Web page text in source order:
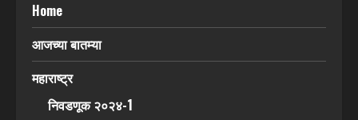
Home
आजच्या बातम्या
महाराष्ट्र
निवडणूक २०२४-1